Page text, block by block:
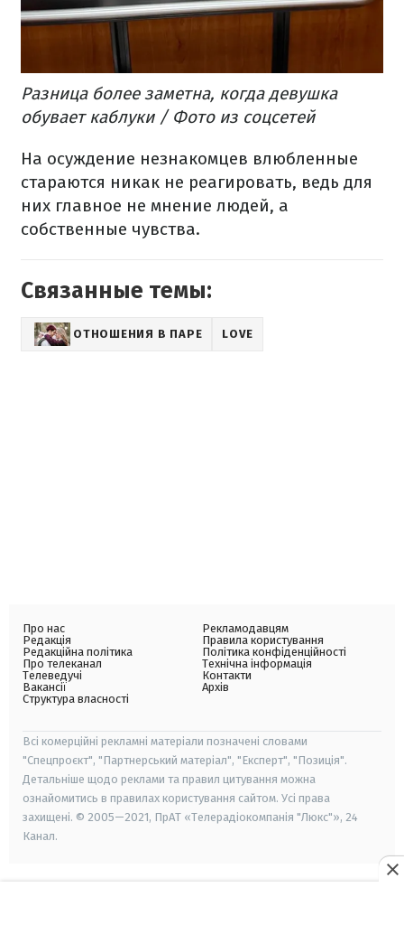
Разница более заметна, когда девушка
обувает каблуки / Фото из соцсетей
На осуждение незнакомцев влюбленные
стараются никак не реагировать, ведь для
них главное не мнение людей, а
собственные чувства.
Связанные темы:
ОТНОШЕНИЯ В ПАРЕ LOVE
Про нас
Редакція
Редакційна політика
Про телеканал
Телеведучі
Вакансії
Структура власності
Рекламодавцям
Правила користування
Політика конфіденційності
Технічна інформація
Контакти
Архів
Всі комерційні рекламні матеріали позначені словами
"Спецпроєкт", "Партнерський матеріал", "Експерт", "Позиція".
Детальніше щодо реклами та правил цитування можна
ознайомитись в правилах користування сайтом. Усі права
захищені. © 2005—2021, ПрАТ «Телерадіокомпанія "Люкс"», 24
Канал.